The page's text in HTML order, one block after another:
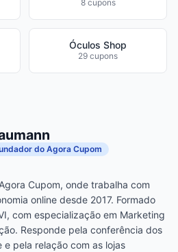
8 cupons
Óculos Shop
29 cupons
do Agora Cupom
Cupom, onde trabalha com
online desde 2017. Formado
com especialização em Marketing
Responde pela conferência dos
pela relação com as lojas